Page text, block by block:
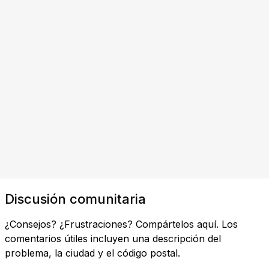
Discusión comunitaria
¿Consejos? ¿Frustraciones? Compártelos aquí. Los
comentarios útiles incluyen una descripción del
problema, la ciudad y el código postal.